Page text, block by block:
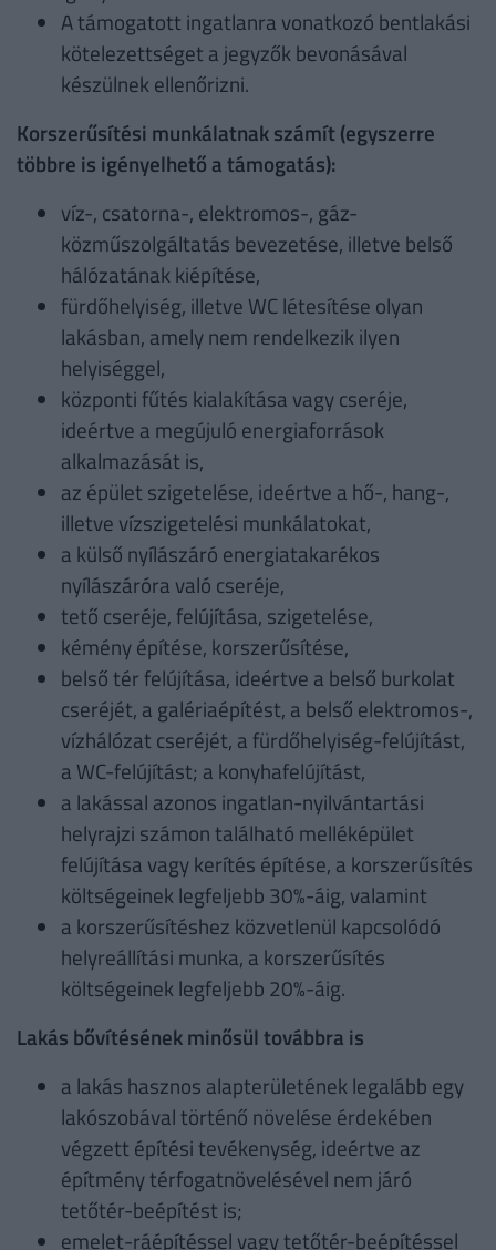
A támogatott ingatlanra vonatkozó bentlakási
kötelezettséget a jegyzők bevonásával
készülnek ellenőrizni.
Korszerűsítési munkálatnak számít (egyszerre
többre is igényelhető a támogatás):
víz-, csatorna-, elektromos-, gáz-
közműszolgáltatás bevezetése, illetve belső
hálózatának kiépítése,
fürdőhelyiség, illetve WC létesítése olyan
lakásban, amely nem rendelkezik ilyen
helyiséggel,
központi fűtés kialakítása vagy cseréje,
ideértve a megújuló energiaforrások
alkalmazását is,
az épület szigetelése, ideértve a hő-, hang-,
illetve vízszigetelési munkálatokat,
a külső nyílászáró energiatakarékos
nyílászáróra való cseréje,
tető cseréje, felújítása, szigetelése,
kémény építése, korszerűsítése,
belső tér felújítása, ideértve a belső burkolat
cseréjét, a galériaépítést, a belső elektromos-,
vízhálózat cseréjét, a fürdőhelyiség-felújítást,
a WC-felújítást; a konyhafelújítást,
a lakással azonos ingatlan-nyilvántartási
helyrajzi számon található melléképület
felújítása vagy kerítés építése, a korszerűsítés
költségeinek legfeljebb 30%-áig, valamint
a korszerűsítéshez közvetlenül kapcsolódó
helyreállítási munka, a korszerűsítés
költségeinek legfeljebb 20%-áig.
Lakás bővítésének minősül továbbra is
a lakás hasznos alapterületének legalább egy
lakószobával történő növelése érdekében
végzett építési tevékenység, ideértve az
építmény térfogatnövelésével nem járó
tetőtér-beépítést is;
emelet-ráépítéssel vagy tetőtér-beépítéssel